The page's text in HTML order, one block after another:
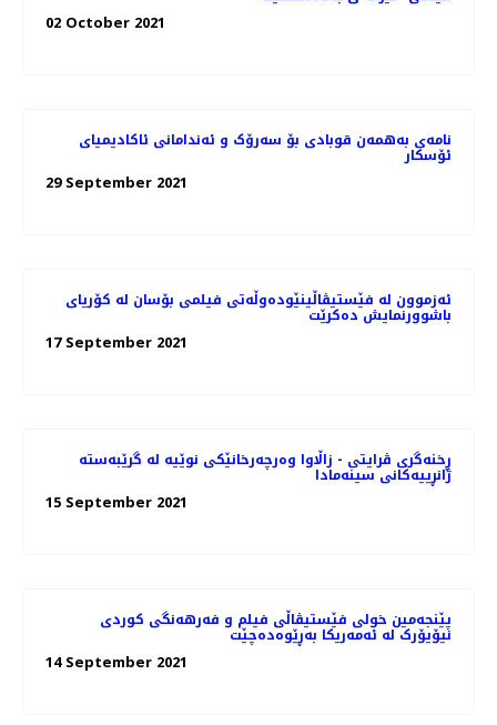
02 October 2021
نامه‌ی به‌همه‌ن قوبادی بۆ سه‌رۆک و ئه‌ندامانی ئاکادیمیای
ئۆسکار
29 September 2021
ئەزموون لە فێستیڤاڵینێوده‌وڵه‌تی فیلمی بۆسان له کۆریای
باشوورنمایش ده‌کرێت
17 September 2021
ڕخنەگری ڤرایتی - زاڵاوا وەرچەرخانێکی نوێیە لە گرێبەستە
ژانڕییەکانی سینەمادا
15 September 2021
پێنجەمین خولی فێستیڤاڵی فیلم و فەرهەنگی کوردی
نیۆیۆرک لە ئەمەریکا بەڕێوەدەچێت
14 September 2021